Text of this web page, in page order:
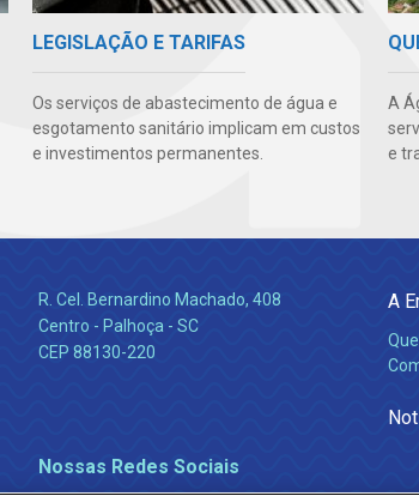
LEGISLAÇÃO E TARIFAS
Os serviços de abastecimento de água e
esgotamento sanitário implicam em custos
e investimentos permanentes.
A
e
R. Cel. Bernardino Machado, 408
Centro - Palhoça - SC
CEP 88130-220
Nossas Redes Sociais
A